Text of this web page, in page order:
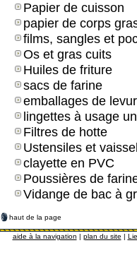
Papier de cuisson
papier de corps
films, sangles et
Os et gras cuits
Huiles de friture
sacs de farine
emballages de
lingettes à usage
Filtres de hotte
Ustensiles et
clayette en PVC
Poussières de
Vidange de bac à
haut de la page
aide à la navigation | plan du site |